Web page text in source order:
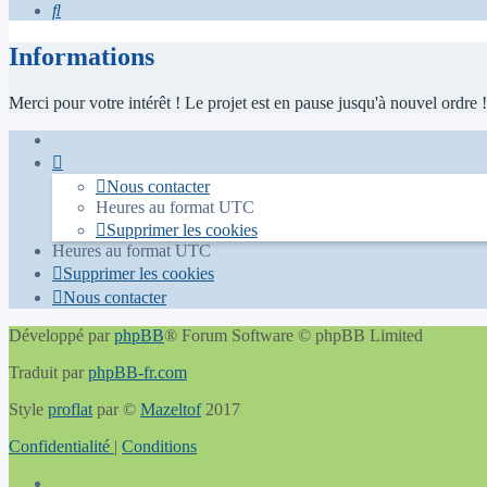
Rechercher
Informations
Merci pour votre intérêt ! Le projet est en pause jusqu'à nouvel ordre
Nous contacter
Heures au format UTC
Supprimer les cookies
Heures au formatUTC
Supprimer les cookies
Nous contacter
Développé parphpBB® Forum Software © phpBB Limited
Traduit parphpBB-fr.com
Style proflat par © Mazeltof2017
Confidentialité | Conditions